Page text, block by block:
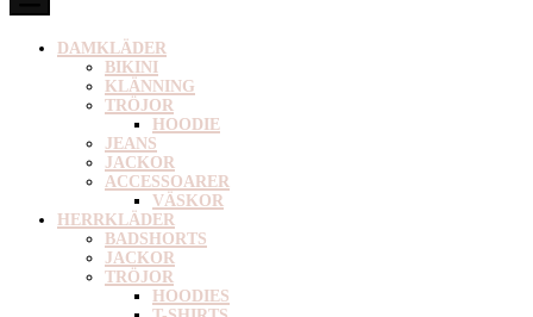
DAMKLÄDER
BIKINI
KLÄNNING
TRÖJOR
HOODIE
JEANS
JACKOR
ACCESSOARER
VÄSKOR
HERRKLÄDER
BADSHORTS
JACKOR
TRÖJOR
HOODIES